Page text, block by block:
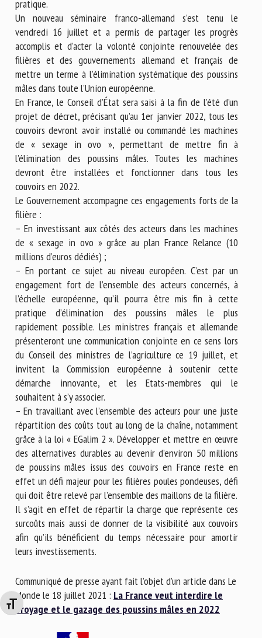
Changer la taille de la police
pratique.
Un nouveau séminaire franco-allemand s’est tenu le
vendredi 16 juillet et a permis de partager les progrès
accomplis et d’acter la volonté conjointe renouvelée des
filières et des gouvernements allemand et français de
mettre un terme à l’élimination systématique des poussins
mâles dans toute l’Union européenne.
En France, le Conseil d’État sera saisi à la fin de l’été d’un
projet de décret, précisant qu’au 1er janvier 2022, tous les
couvoirs devront avoir installé ou commandé les machines
de « sexage in ovo », permettant de mettre fin à
l’élimination des poussins mâles. Toutes les machines
devront être installées et fonctionner dans tous les
couvoirs en 2022.
Le Gouvernement accompagne ces engagements forts de la
filière :
– En investissant aux côtés des acteurs dans les machines
de « sexage in ovo » grâce au plan France Relance (10
millions d’euros dédiés) ;
– En portant ce sujet au niveau européen. C’est par un
engagement fort de l’ensemble des acteurs concernés, à
l’échelle européenne, qu’il pourra être mis fin à cette
pratique d’élimination des poussins mâles le plus
rapidement possible. Les ministres français et allemande
présenteront une communication conjointe en ce sens lors
du Conseil des ministres de l’agriculture ce 19 juillet, et
invitent la Commission européenne à soutenir cette
démarche innovante, et les Etats-membres qui le
souhaitent à s’y associer.
– En travaillant avec l’ensemble des acteurs pour une juste
répartition des coûts tout au long de la chaîne, notamment
grâce à la loi « EGalim 2 ». Développer et mettre en œuvre
des alternatives durables au devenir d’environ 50 millions
de poussins mâles issus des couvoirs en France reste en
effet un défi majeur pour les filières poules pondeuses, défi
qui doit être relevé par l’ensemble des maillons de la filière.
Il s’agit en effet de répartir la charge que représente ces
surcoûts mais aussi de donner de la visibilité aux couvoirs
afin qu’ils bénéficient du temps nécessaire pour amortir
leurs investissements.
Communiqué de presse ayant fait l’objet d’un article dans Le
Monde le 18 juillet 2021 : La France veut interdire le
broyage et le gazage des poussins mâles en 2022